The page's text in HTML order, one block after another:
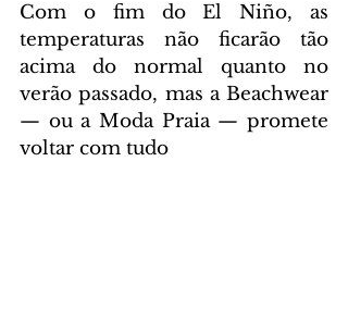
Com o fim do El Niño, as
temperaturas não ficarão tão
acima do normal quanto no
verão passado, mas a Beachwear
— ou a Moda Praia — promete
voltar com tudo